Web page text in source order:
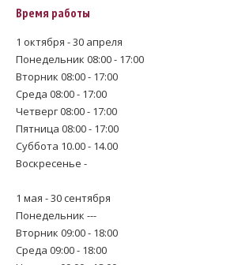
Время работы
1 октября - 30 апреля
Понедельник 08:00 - 17:00
Вторник 08:00 - 17:00
Среда 08:00 - 17:00
Четверг 08:00 - 17:00
Пятница 08:00 - 17:00
Суббота 10.00 - 14.00
Воскресенье -
1 мая - 30 сентября
Понедельник ---
Вторник 09:00 - 18:00
Среда 09:00 - 18:00